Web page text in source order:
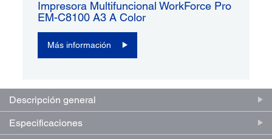
Impresora Multifuncional WorkForce Pro
EM-C8100 A3 A Color
Más información
Descripción general
Especificaciones